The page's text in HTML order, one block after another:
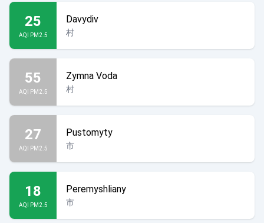
25
AQI PM2.5
Davydiv
村
55
AQI PM2.5
Zymna Voda
村
27
AQI PM2.5
Pustomyty
市
18
AQI PM2.5
Peremyshliany
市